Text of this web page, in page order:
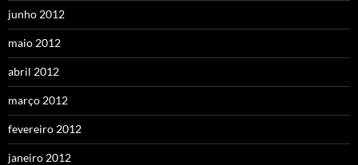
junho 2012
maio 2012
abril 2012
março 2012
fevereiro 2012
janeiro 2012